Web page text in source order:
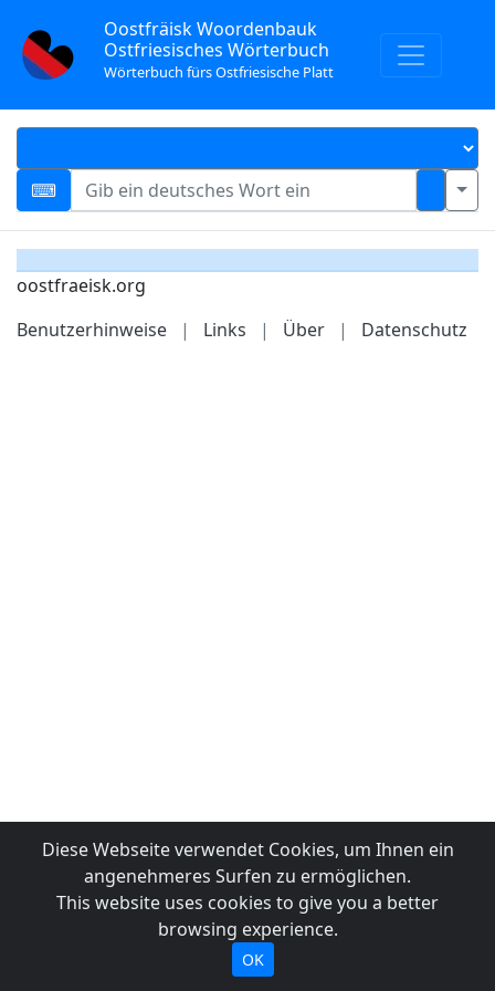
Oostfräisk Woordenbauk
Ostfriesisches Wörterbuch
Wörterbuch fürs Ostfriesische Platt
oostfraeisk.org
Benutzerhinweise
| Links | Über | Datenschutz
Diese Webseite verwendet Cookies, um Ihnen ein
angenehmeres Surfen zu ermöglichen.
This website uses cookies to give you a better
browsing experience.
OK